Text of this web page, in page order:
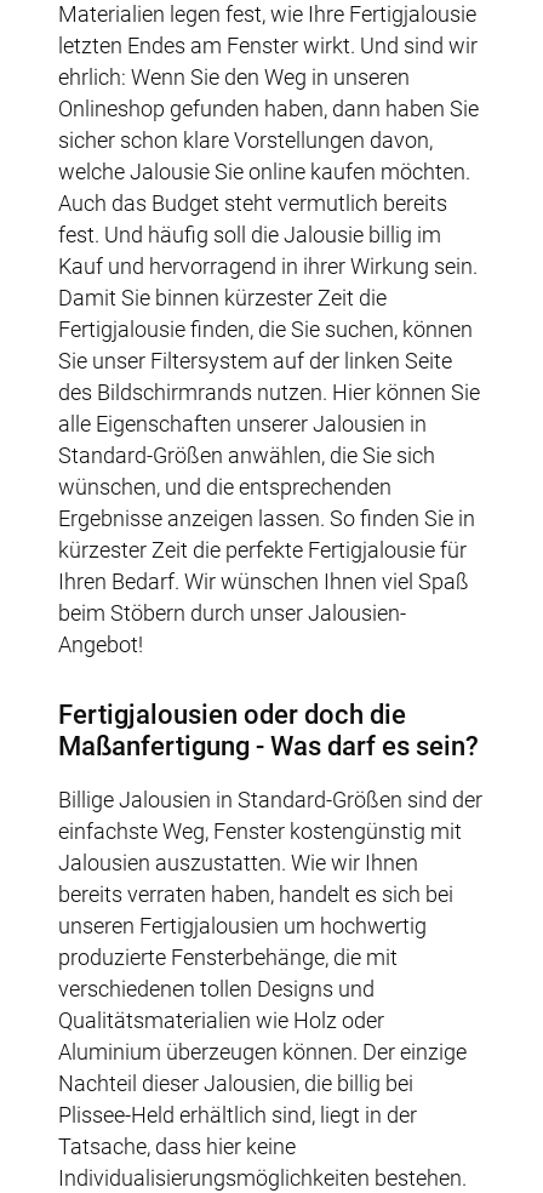
Materialien legen fest, wie Ihre Fertigjalousie
letzten Endes am Fenster wirkt. Und sind wir
ehrlich: Wenn Sie den Weg in unseren
Onlineshop gefunden haben, dann haben Sie
sicher schon klare Vorstellungen davon,
welche Jalousie Sie online kaufen möchten.
Auch das Budget steht vermutlich bereits
fest. Und häufig soll die Jalousie billig im
Kauf und hervorragend in ihrer Wirkung sein.
Damit Sie binnen kürzester Zeit die
Fertigjalousie finden, die Sie suchen, können
Sie unser Filtersystem auf der linken Seite
des Bildschirmrands nutzen. Hier können Sie
alle Eigenschaften unserer Jalousien in
Standard-Größen anwählen, die Sie sich
wünschen, und die entsprechenden
Ergebnisse anzeigen lassen. So finden Sie in
kürzester Zeit die perfekte Fertigjalousie für
Ihren Bedarf. Wir wünschen Ihnen viel Spaß
beim Stöbern durch unser Jalousien-
Angebot!
Fertigjalousien oder doch die
Maßanfertigung - Was darf es sein?
Billige Jalousien in Standard-Größen sind der
einfachste Weg, Fenster kostengünstig mit
Jalousien auszustatten. Wie wir Ihnen
bereits verraten haben, handelt es sich bei
unseren Fertigjalousien um hochwertig
produzierte Fensterbehänge, die mit
verschiedenen tollen Designs und
Qualitätsmaterialien wie Holz oder
Aluminium überzeugen können. Der einzige
Nachteil dieser Jalousien, die billig bei
Plissee-Held erhältlich sind, liegt in der
Tatsache, dass hier keine
Individualisierungsmöglichkeiten bestehen.